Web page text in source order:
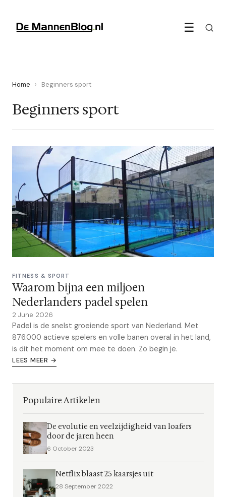
☰
Home › Beginners sport
Beginners sport
FITNESS & SPORT
Waarom bijna een miljoen
Nederlanders padel spelen
2 June 2026
Padel is de snelst groeiende sport van Nederland. Met
876.000 actieve spelers en volle banen overal in het land,
is dit het moment om mee te doen. Zo begin je.
LEES MEER →
Populaire Artikelen
De evolutie en veelzijdigheid van loafers
door de jaren heen
6 October 2023
Netflix blaast 25 kaarsjes uit
28 September 2022